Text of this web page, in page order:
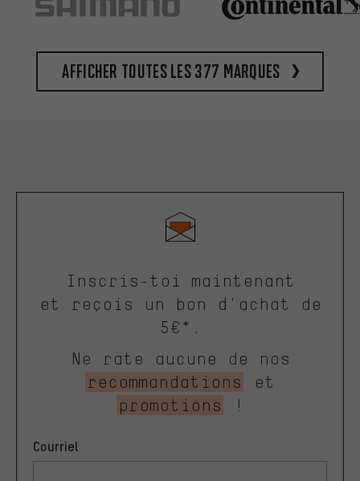
Afficher toutes les 377 marques
Inscris-toi maintenant
et reçois un bon d'achat de
5€*.
Ne rate aucune de nos
recommandations
et
promotions
!
Courriel